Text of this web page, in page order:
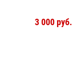
3 000 руб.